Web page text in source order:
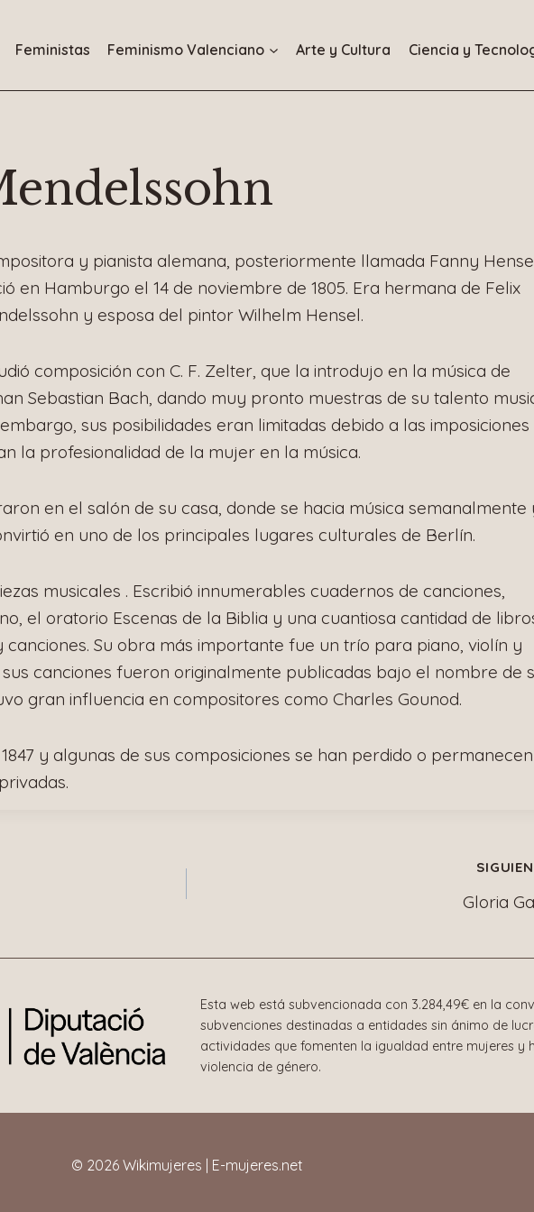
Feministas Feminismo Valenciano Arte y Cultura Ciencia y
y pianista alemana, posteriormente llamada Fanny
en Hamburgo el 14 de noviembre de 1805. Era hermana de Felix
y esposa del pintor Wilhelm Hensel.
composición con C. F. Zelter, que la introdujo en la música de
Sebastian Bach, dando muy pronto muestras de su talento
sus posibilidades eran limitadas debido a las imposiciones
la profesionalidad de la mujer en la música.
en el salón de su casa, donde se hacia música semanalmente
en uno de los principales lugares culturales de Berlín.
musicales . Escribió innumerables cuadernos de canciones,
el oratorio Escenas de la Biblia y una cuantiosa cantidad de
canciones. Su obra más importante fue un trío para piano, violín y
canciones fueron originalmente publicadas bajo el nombre de
gran influencia en compositores como Charles Gounod.
y algunas de sus composiciones se han perdido o permanecen
Gloria
Esta web está subvencionada con 3.284,49€ en la
subvenciones destinadas a entidades sin ánimo de
actividades que fomenten la igualdad entre mujeres y
violencia de género.
© 2026 Wikimujeres | E-mujeres.net